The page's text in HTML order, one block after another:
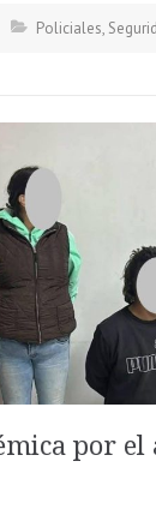
Policiales,
por el